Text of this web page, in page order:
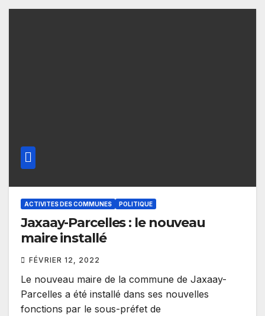
ACTIVITES DES COMMUNES POLITIQUE
Jaxaay-Parcelles : le nouveau
maire installé
FÉVRIER 12, 2022
Le nouveau maire de la commune de Jaxaay-
Parcelles a été installé dans ses nouvelles
fonctions par le sous-préfet de